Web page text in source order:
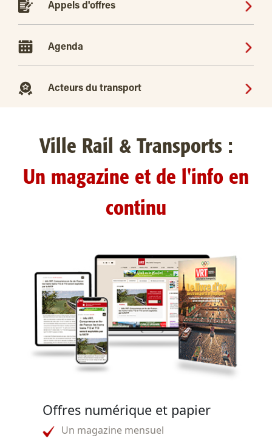
Appels d'offres
Agenda
Acteurs du transport
Ville Rail & Transports :
Un magazine et de l'info en
continu
Offres numérique et papier
Un magazine mensuel